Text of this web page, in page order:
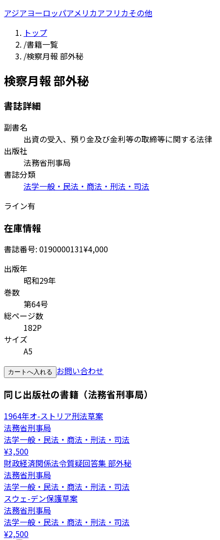
アジアヨーロッパアメリカアフリカその他
トップ
/書籍一覧
/検察月報 部外秘
検察月報 部外秘
書誌詳細
副書名
出資の受入、預り金及び金利等の取締等に関する法律
出版社
法務省刑事局
書誌分類
法学一般・民法・商法・刑法・司法
ライン有
在庫情報
書誌番号: 0190000131¥4,000
出版年
昭和29年
巻数
第64号
総ページ数
182P
サイズ
A5
カートへ入れる お問い合わせ
同じ出版社の書籍（法務省刑事局）
1964年オ-ストリア刑法草案
法務省刑事局
法学一般・民法・商法・刑法・司法
¥3,500
財政経済関係法令質疑回答集 部外秘
法務省刑事局
法学一般・民法・商法・刑法・司法
スウェ-デン保護草案
法務省刑事局
法学一般・民法・商法・刑法・司法
¥2,500